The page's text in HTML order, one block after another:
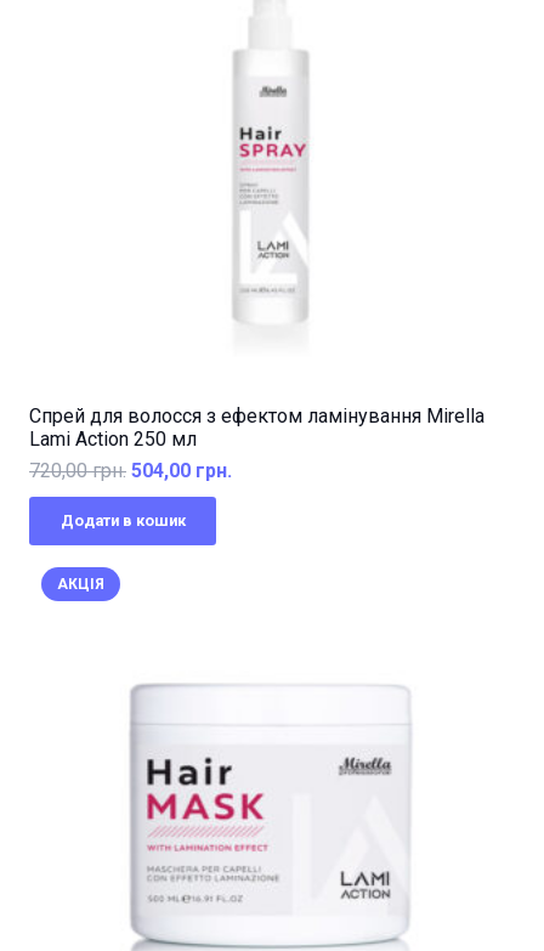
Спрей для волосся з ефектом ламінування Mirella
Lami Action 250 мл
720,00грн. Оригінальна
ціна:
720,00 грн..
504,00 грн.
Додати в кошик
АКЦІЯ